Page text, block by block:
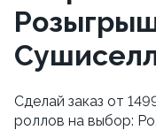
Сделай заказ от
роллов на выбор: